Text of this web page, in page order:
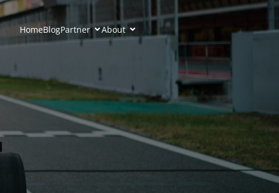
HomeBlogPartner About